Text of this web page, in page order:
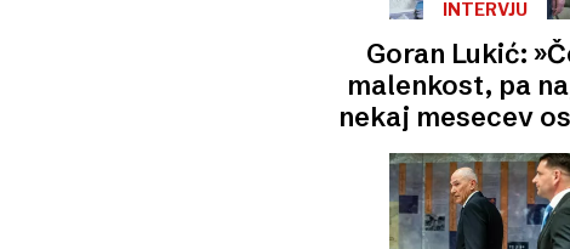
INTERVJU
Goran Lukić:
malenkost, pa
nekaj mesecev
plače«